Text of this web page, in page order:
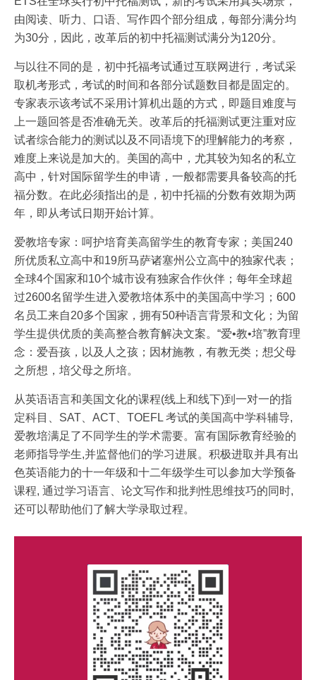
由阅读、听力、口语、写作四个部分组成，每部分满分均
为30分，因此，改革后的初中托福测试满分为120分。
与以往不同的是，初中托福考试通过互联网进行，考试采
取机考形式，考试的时间和各部分试题数目都是固定的。
专家表示该考试不采用计算机出题的方式，即题目难度与
上一题回答是否准确无关。改革后的托福测试更注重对应
试者综合能力的测试以及不同语境下的理解能力的考察，
难度上来说是加大的。美国的高中，尤其较为知名的私立
高中，针对国际留学生的申请，一般都需要具备较高的托
福分数。在此必须指出的是，初中托福的分数有效期为两
年，即从考试日期开始计算。
爱教培专家：呵护培育美高留学生的教育专家；美国240
所优质私立高中和19所马萨诸塞州公立高中的独家代表；
全球4个国家和10个城市设有独家合作伙伴；每年全球超
过2600名留学生进入爱教培体系中的美国高中学习；600
名员工来自20多个国家，拥有50种语言背景和文化；为留
学生提供优质的美高整合教育解决文案。“爱•教•培”教育理
念：爱吾孩，以及人之孩；因材施教，有教无类；想父母
之所想，培父母之所培。
从英语语言和美国文化的课程(线上和线下)到一对一的指
定科目、SAT、ACT、TOEFL 考试的美国高中学科辅导,
爱教培满足了不同学生的学术需要。富有国际教育经验的
老师指导学生,并监督他们的学习进展。积极进取并具有出
色英语能力的十一年级和十二年级学生可以参加大学预备
课程, 通过学习语言、论文写作和批判性思维技巧的同时,
还可以帮助他们了解大学录取过程。